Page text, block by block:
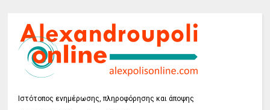
Ιστότοπος ενημέρωσης, πληροφόρησης και άποψης